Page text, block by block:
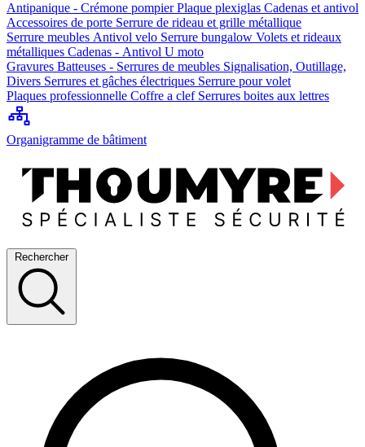
Antipanique - Crémone pompierPlaque plexiglas Cadenas et antivol
Accessoires de porte Serrure de rideau et grille métallique
Serrure meubles Antivol velo Serrure bungalow Volets et rideaux
métalliques Cadenas - Antivol U moto
Gravures Batteuses - Serrures de meubles Signalisation, Outillage,
Divers Serrures et gâches électriques Serrure pour volet
Plaques professionnelle Coffre a clef Serrures boites aux lettres
Organigramme de bâtiment
Rechercher